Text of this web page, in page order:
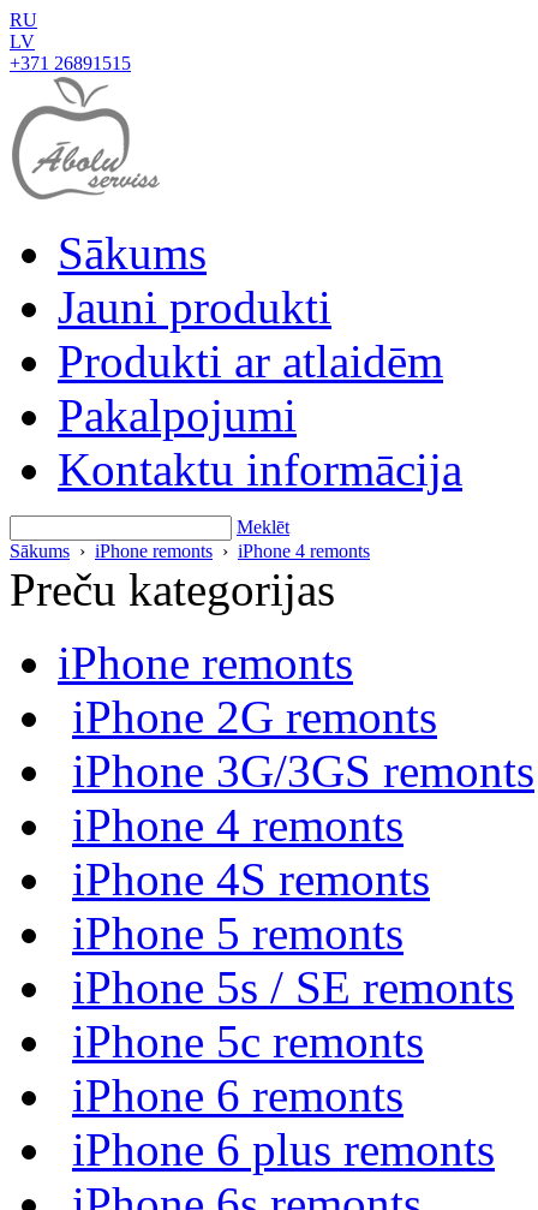
RU
LV
+371 26891515
Sākums
Jauni produkti
Produkti ar atlaidēm
Pakalpojumi
Kontaktu informācija
Meklēt
Sākums › iPhone remonts › iPhone 4 remonts
Preču kategorijas
iPhone remonts
iPhone 2G remonts
iPhone 3G/3GS remonts
iPhone 4 remonts
iPhone 4S remonts
iPhone 5 remonts
iPhone 5s / SE remonts
iPhone 5c remonts
iPhone 6 remonts
iPhone 6 plus remonts